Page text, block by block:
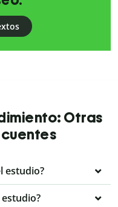
Otras
estudio?